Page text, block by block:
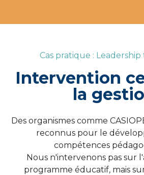
Cas pratique :
Intervention
la
Des organismes comme
reconnus pour le
compétences
Nous n'intervenons pas sur
programme éducatif, mais